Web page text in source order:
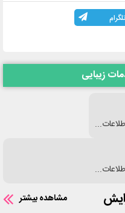
تلگرام
زیبایی
مشاهده بیشتر